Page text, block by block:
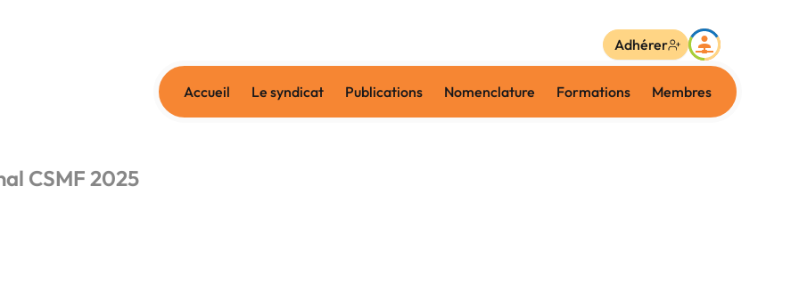
Accueil Le syndicat Publications Nomenclature Formations Membres
Adhérer
CSMF 2025